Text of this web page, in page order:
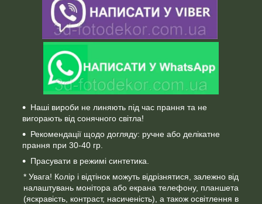
Наші вироби не линяють під час прання та не
вигорають від сонячного світла!
Рекомендації щодо догляду: ручне або делікатне
прання при 30-40 гр.
Прасувати в режимі синтетика.
* Увага! Колір і відтінок можуть відрізнятися, залежно від
налаштувань монітора або екрана телефону, планшета
(яскравість, контраст, насиченість), а також освітлення в